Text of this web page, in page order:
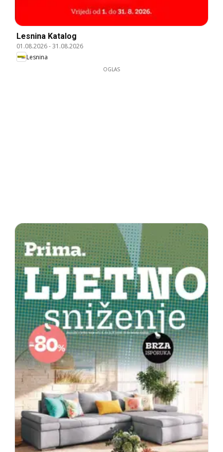
Lesnina Katalog
01.08.2026-31.08.2026
Lesnina
OGLAS